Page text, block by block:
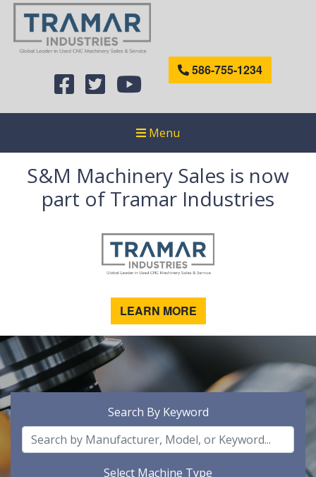
586-755-1234
Menu
S&M Machinery Sales is now
part of Tramar Industries
LEARN MORE
Search By Keyword
Select Machine Type